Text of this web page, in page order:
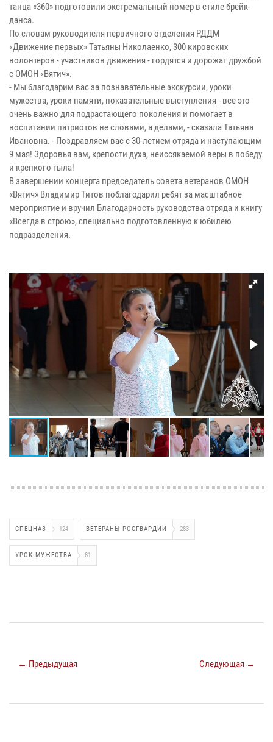
танца «360» подготовили экстремальный номер в стиле брейк-
данса.
По словам руководителя первичного отделения РДДМ
«Движение первых» Татьяны Николаенко, 300 кировских
волонтеров - участников движения - гордятся и дорожат дружбой
с ОМОН «Вятич».
- Мы благодарим вас за познавательные экскурсии, уроки
мужества, уроки памяти, показательные выступления - все это
очень важно для подрастающего поколения и помогает в
воспитании патриотов не словами, а делами, - сказала Татьяна
Ивановна. - Поздравляем вас с 30-летием отряда и наступающим
9 мая! Здоровья вам, крепости духа, неиссякаемой веры в победу
и крепкого тыла!
В завершении концерта председатель совета ветеранов ОМОН
«Вятич» Владимир Титов поблагодарил ребят за масштабное
мероприятие и вручил Благодарность руководства отряда и книгу
«Всегда в строю», специально подготовленную к юбилею
подразделения.
СПЕЦНАЗ 124 ВЕТЕРАНЫ РОСГВАРДИИ 283
УРОК МУЖЕСТВА 81
← Предыдущая Следующая →